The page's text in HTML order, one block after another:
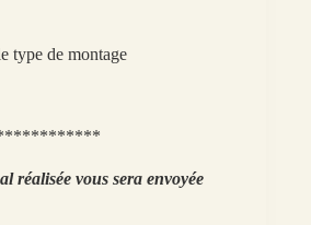
type de montage
réalisée vous sera envoyée